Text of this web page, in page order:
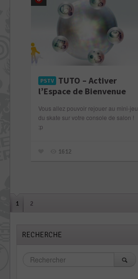
PSTV TUTO – Activer
l’Espace de Bienvenue
Vous allez pouvoir rejouer au mini-jeu
du skate sur votre console de salon !
:p
1612
1 2
RECHERCHE